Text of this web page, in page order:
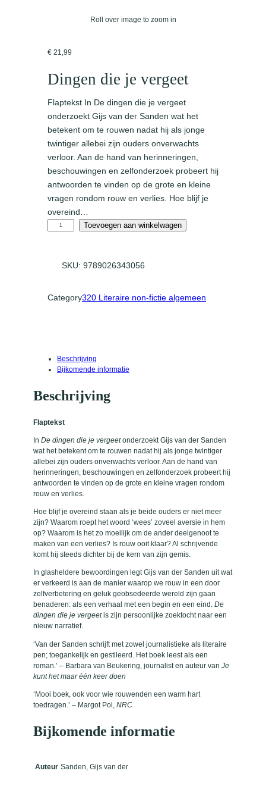
Roll over image to zoom in
€ 21,99
Dingen die je vergeet
Flaptekst In De dingen die je vergeet
onderzoekt Gijs van der Sanden wat het
betekent om te rouwen nadat hij als jonge
twintiger allebei zijn ouders onverwachts
verloor. Aan de hand van herinneringen,
beschouwingen en zelfonderzoek probeert hij
antwoorden te vinden op de grote en kleine
vragen rondom rouw en verlies. Hoe blijf je
overeind…
i
i
r
g
e
a
n
t
a
l
Toevoegen aan winkelwagen
SKU: 9789026343056
Category320 Literaire non-fictie algemeen
Beschrijving
Bijkomende informatie
Beschrijving
Flaptekst
In De dingen die je vergeetonderzoekt Gijs van der Sanden
wat het betekent om te rouwen nadat hij als jonge twintiger
allebei zijn ouders onverwachts verloor. Aan de hand van
herinneringen, beschouwingen en zelfonderzoek probeert hij
antwoorden te vinden op de grote en kleine vragen rondom
rouw en verlies.
Hoe blijf je overeind staan als je beide ouders er niet meer
zijn? Waarom roept het woord ‘wees’ zoveel aversie in hem
op? Waarom is het zo moeilijk om de ander deelgenoot te
maken van een verlies? Is rouw ooit klaar? Al schrijvende
komt hij steeds dichter bij de kern van zijn gemis.
In glasheldere bewoordingen legt Gijs van der Sanden uit wat
er verkeerd is aan de manier waarop we rouw in een door
zelfverbetering en geluk geobsedeerde wereld zijn gaan
benaderen: als een verhaal met een begin en een eind. De
dingen die je vergeetis zijn persoonlijke zoektocht naar een
nieuw narratief.
‘Van der Sanden schrijft met zowel journalistieke als literaire
pen; toegankelijk en gestileerd. Het boek leest als een
roman.’ – Barbara van Beukering, journalist en auteur van Je
kunt het maar één keer doen
‘Mooi boek, ook voor wie rouwenden een warm hart
toedragen.’ – Margot Pol, NRC
Bijkomende informatie
Auteur Sanden, Gijs van der